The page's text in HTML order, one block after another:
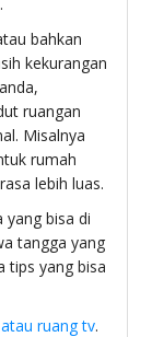
bahkan
kekurangan
ruangan
Misalnya
rumah
lebih luas.
yang bisa di
tangga yang
tips yang bisa
ruang tv.